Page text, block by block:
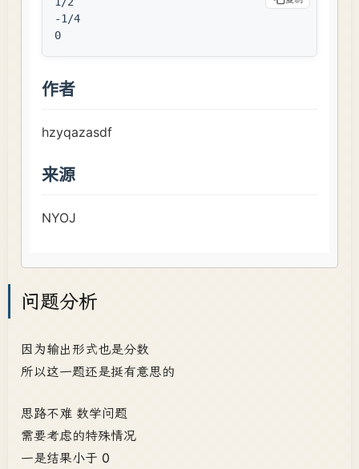
问题分析
因为输出形式也是分数
所以这一题还是挺有意思的
思路不难 数学问题
需要考虑的特殊情况
一是结果小于 0